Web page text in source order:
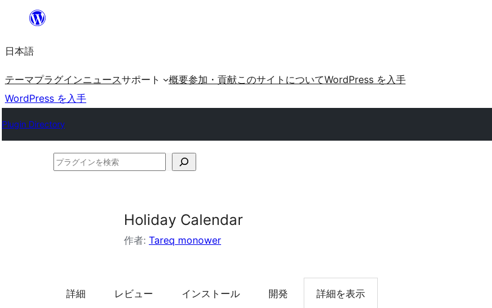
を
ッ
プ
日本語
テーマプラグインニュースサポート 概要参加・貢献このサイトについてWordPress を入手
WordPress を入手
Plugin Directory
プ
Holiday Calendar
作者: Tareq monower
詳細 レビュー インストール 開発 詳細を表示